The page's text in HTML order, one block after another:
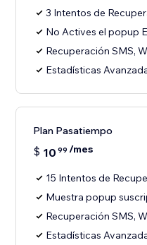
3 Intentos de
No Actives el popup
Recuperación SMS,
Estadísticas
Plan Pasatiempo
$ 10 99 /mes
15 Intentos de
Muestra popup
Recuperación SMS,
Estadísticas